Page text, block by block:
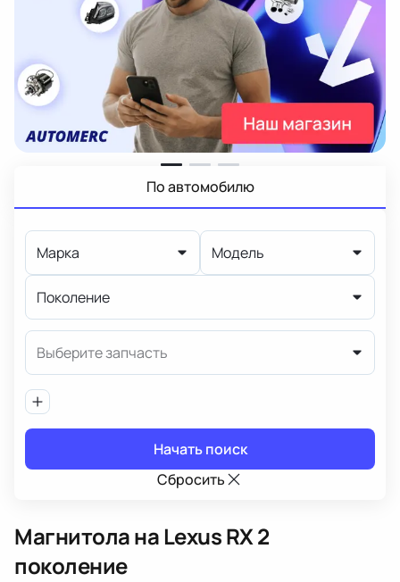
По автомобилю
Марка Модель
Поколение
Выберите запчасть
Начать поиск
Сбросить
Магнитолана Lexus RX 2
поколение